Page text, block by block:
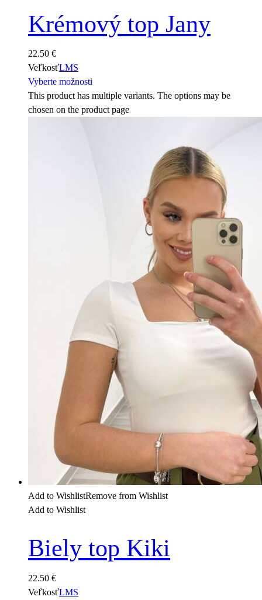
Krémový top Jany
22.50 €
VeľkosťLMS
Vyberte možnosti
This product has multiple variants. The options may be
chosen on the product page
Add to WishlistRemove from Wishlist
Add to Wishlist
Biely top Kiki
22.50 €
VeľkosťLMS